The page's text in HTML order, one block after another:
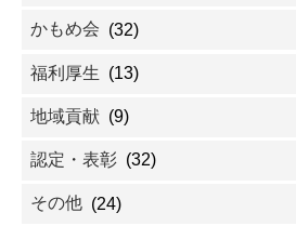
かもめ会 (32)
福利厚生 (13)
地域貢献 (9)
認定・表彰 (32)
その他 (24)